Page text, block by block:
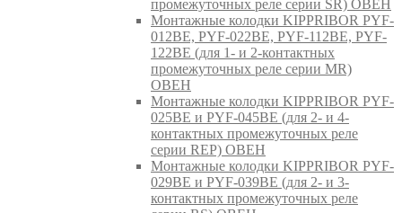
промежуточных реле серии SR) ОВЕН
Монтажные колодки KIPPRIBOR PYF-
012BE, PYF-022BE, PYF-112BE, PYF-
122BE (для 1- и 2-контактных
промежуточных реле серии MR)
ОВЕН
Монтажные колодки KIPPRIBOR PYF-
025BE и PYF-045BE (для 2- и 4-
контактных промежуточных реле
серии REP) ОВЕН
Монтажные колодки KIPPRIBOR PYF-
029BE и PYF-039BE (для 2- и 3-
контактных промежуточных реле